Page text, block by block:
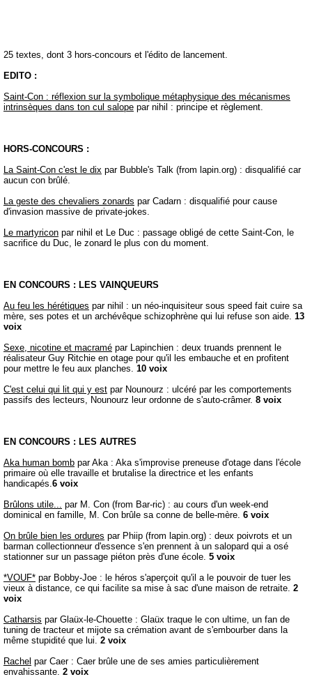
25 textes, dont 3 hors-concours et l'édito de lancement.
EDITO :
Saint-Con : réflexion sur la symbolique métaphysique des mécanismes
intrinsèques dans ton cul salope par nihil : principe et règlement.
HORS-CONCOURS :
La Saint-Con c'est le dix par Bubble's Talk (from lapin.org) : disqualifié car
aucun con brûlé.
La geste des chevaliers zonards par Cadarn : disqualifié pour cause
d'invasion massive de private-jokes.
Le martyricon par nihil et Le Duc : passage obligé de cette Saint-Con, le
sacrifice du Duc, le zonard le plus con du moment.
EN CONCOURS : LES VAINQUEURS
Au feu les hérétiques par nihil : un néo-inquisiteur sous speed fait cuire sa
mère, ses potes et un archévêque schizophrène qui lui refuse son aide. 13
voix
Sexe, nicotine et macramé par Lapinchien : deux truands prennent le
réalisateur Guy Ritchie en otage pour qu'il les embauche et en profitent
pour mettre le feu aux planches. 10 voix
C'est celui qui lit qui y est par Nounourz : ulcéré par les comportements
passifs des lecteurs, Nounourz leur ordonne de s'auto-crâmer. 8 voix
EN CONCOURS : LES AUTRES
Aka human bomb par Aka : Aka s'improvise preneuse d'otage dans l'école
primaire où elle travaille et brutalise la directrice et les enfants
handicapés. 6 voix
Brûlons utile...
par M. Con (from Bar-ric) : au cours d'un week-end
dominical en famille, M. Con brûle sa conne de belle-mère. 6 voix
On brûle bien les ordures par Phiip (from lapin.org) : deux poivrots et un
barman collectionneur d'essence s'en prennent à un salopard qui a osé
stationner sur un passage piéton près d'une école. 5 voix
*VOUF* par Bobby-Joe : le héros s'aperçoit qu'il a le pouvoir de tuer les
vieux à distance, ce qui facilite sa mise à sac d'une maison de retraite. 2
voix
Catharsis par Glaüx-le-Chouette : Glaüx traque le con ultime, un fan de
tuning de tracteur et mijote sa crémation avant de s'embourber dans la
même stupidité que lui. 2 voix
Rachel par Caer : Caer brûle une de ses amies particulièrement
envahissante. 2 voix